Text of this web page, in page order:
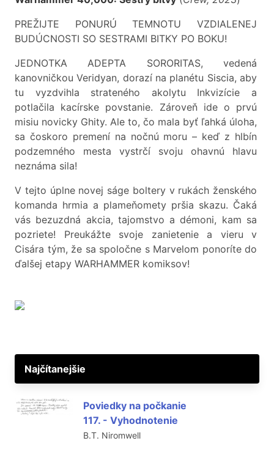
PREŽIJTE PONURÚ TEMNOTU VZDIALENEJ
BUDÚCNOSTI SO SESTRAMI BITKY PO BOKU!
JEDNOTKA ADEPTA SORORITAS, vedená
kanovničkou Veridyan, dorazí na planétu Siscia, aby
tu vyzdvihla strateného akolytu Inkvizície a
potlačila kacírske povstanie. Zároveň ide o prvú
misiu novicky Ghity. Ale to, čo mala byť ľahká úloha,
sa čoskoro premení na nočnú moru – keď z hlbín
podzemného mesta vystrčí svoju ohavnú hlavu
neznáma sila!
V tejto úplne novej ságe boltery v rukách ženského
komanda hrmia a plameňomety pršia skazu. Čaká
vás bezuzdná akcia, tajomstvo a démoni, kam sa
pozriete! Preukážte svoje zanietenie a vieru v
Cisára tým, že sa spoločne s Marvelom ponoríte do
ďalšej etapy WARHAMMER komiksov!
Najčítanejšie
Poviedky na počkanie
117. - Vyhodnotenie
B.T. Niromwell